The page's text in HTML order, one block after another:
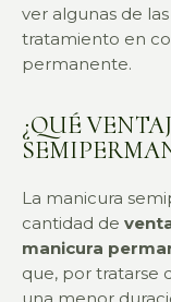
ver algunas de
tratamiento en
permanente.
¿QUÉ
La manicura
cantidad de
manicura
que, por tratarse